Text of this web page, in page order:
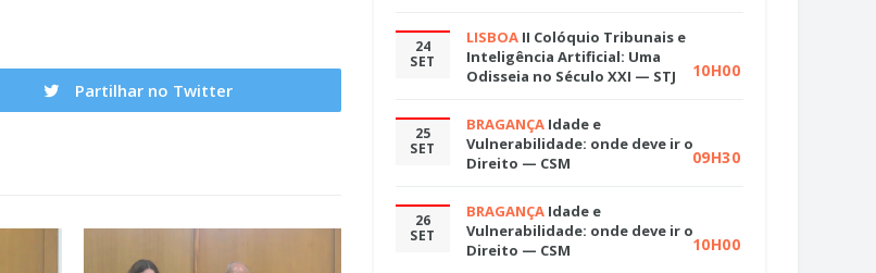
Partilhar no Twitter
24
SET
LISBOA II Colóquio Tribunais e
Inteligência Artificial: Uma
Odisseia no Século XXI — STJ
10H00
25
SET
BRAGANÇA Idade e
Vulnerabilidade: onde deve ir o
Direito — CSM
09H30
26
SET
BRAGANÇA Idade e
Vulnerabilidade: onde deve ir o
Direito — CSM
10H00